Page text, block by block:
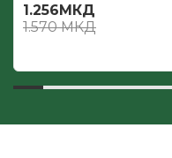
1.256МКД
1.570МКД